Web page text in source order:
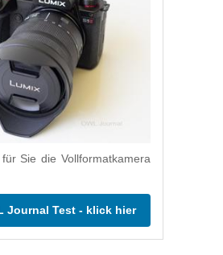
Sie die Vollformatkamera
Journal Test - klick hier